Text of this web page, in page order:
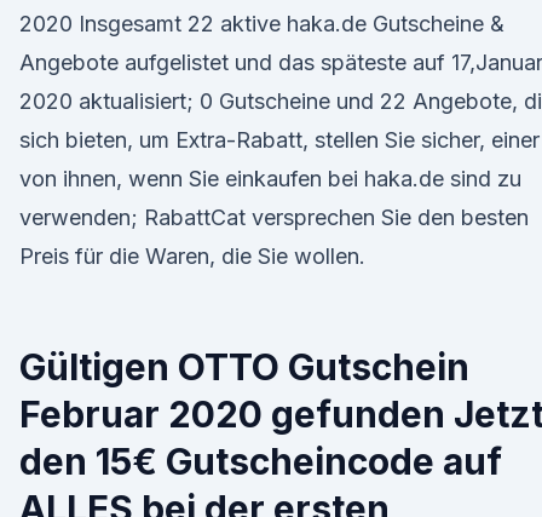
2020 Insgesamt 22 aktive haka.de Gutscheine &
Angebote aufgelistet und das späteste auf 17,Januar
2020 aktualisiert; 0 Gutscheine und 22 Angebote,
sich bieten, um Extra-Rabatt, stellen Sie sicher, einer
von ihnen, wenn Sie einkaufen bei haka.de sind zu
verwenden; RabattCat versprechen Sie den besten
Preis für die Waren, die Sie wollen.
Gültigen OTTO Gutschein
Februar 2020 gefunden
den 15€ Gutscheincode auf